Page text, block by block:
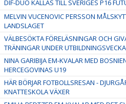
DIF-DUO KALLAS TILL SVERIGES P16
MELVIN VUCENOVIC PERSSON
LANDSLAGET
VÄLBESÖKTA FÖRELÄSNINGAR OCH
TRÄNINGAR UNDER
NINA GARIBIJA EM-KVALAR MED
HERCEGOVINAS U19
HÄR BÖRJAR FOTBOLLSRESAN -
KNATTESKOLA VÄXER